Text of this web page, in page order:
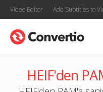
Video Editor Add Subtitles to
HEIF'den